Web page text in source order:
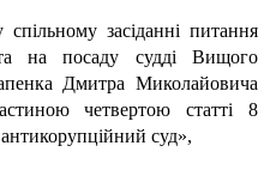
засіданні питання
на посаду судді Вищого
Дмитра Миколайовича
четвертою статті 8
суд»,